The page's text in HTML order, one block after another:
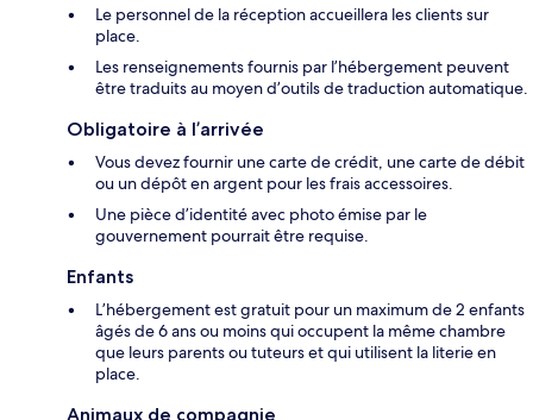
Le personnel de la réception accueillera les clients sur
place.
Les renseignements fournis par l’hébergement peuvent
être traduits au moyen d’outils de traduction automatique.
Obligatoire à l’arrivée
Vous devez fournir une carte de crédit, une carte de débit
ou un dépôt en argent pour les frais accessoires.
Une pièce d’identité avec photo émise par le
gouvernement pourrait être requise.
Enfants
L’hébergement est gratuit pour un maximum de 2 enfants
âgés de 6 ans ou moins qui occupent la même chambre
que leurs parents ou tuteurs et qui utilisent la literie en
place.
Animaux de compagnie